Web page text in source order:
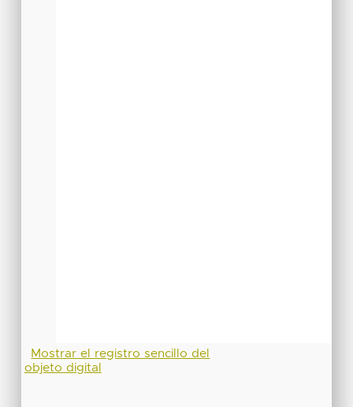
Mostrar el registro sencillo del
objeto digital